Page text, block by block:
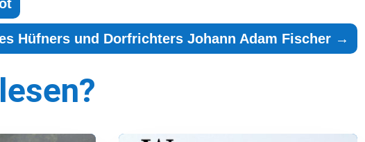
Hüfners und Dorfrichters Johann Adam Fischer→